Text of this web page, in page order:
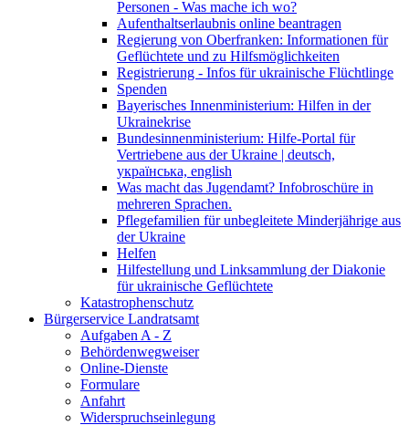
Personen - Was mache ich wo?
Aufenthaltserlaubnis online beantragen
Regierung von Oberfranken: Informationen für
Geflüchtete und zu Hilfsmöglichkeiten
Registrierung - Infos für ukrainische Flüchtlinge
Spenden
Bayerisches Innenministerium: Hilfen in der
Ukrainekrise
Bundesinnenministerium: Hilfe-Portal für
Vertriebene aus der Ukraine | deutsch,
українська, english
Was macht das Jugendamt? Infobroschüre in
mehreren Sprachen.
Pflegefamilien für unbegleitete Minderjährige aus
der Ukraine
Helfen
Hilfestellung und Linksammlung der Diakonie
für ukrainische Geflüchtete
Katastrophenschutz
Bürgerservice Landratsamt
Aufgaben A - Z
Behördenwegweiser
Online-Dienste
Formulare
Anfahrt
Widerspruchseinlegung